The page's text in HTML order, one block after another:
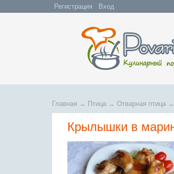
Регистрация Вход
Главная → Птица → Отварная птица →
Крылышки в